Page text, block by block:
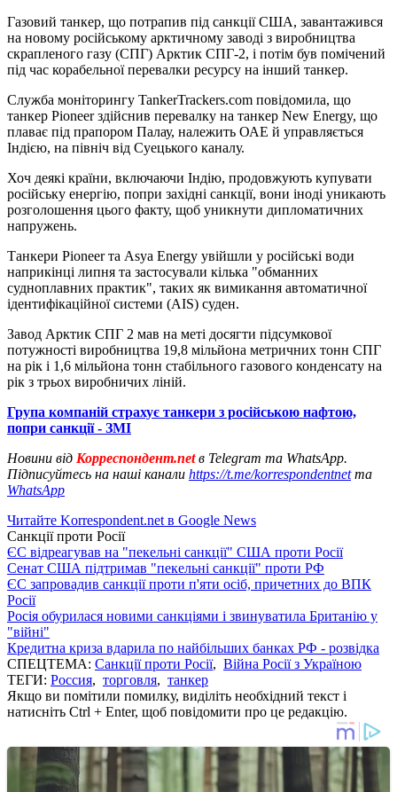
Газовий танкер, що потрапив під санкції США, завантажився
на новому російському арктичному заводі з виробництва
скрапленого газу (СПГ) Арктик СПГ-2, і потім був помічений
під час корабельної перевалки ресурсу на інший танкер.
Служба моніторингу TankerTrackers.com повідомила, що
танкер Pioneer здійснив перевалку на танкер New Energy, що
плаває під прапором Палау, належить ОАЕ й управляється
Індією, на північ від Суецького каналу.
Хоч деякі країни, включаючи Індію, продовжують купувати
російську енергію, попри західні санкції, вони іноді уникають
розголошення цього факту, щоб уникнути дипломатичних
напружень.
Танкери Pioneer та Asya Energy увійшли у російські води
наприкінці липня та застосували кілька "обманних
судноплавних практик", таких як вимикання автоматичної
ідентифікаційної системи (AIS) суден.
Завод Арктик СПГ 2 мав на меті досягти підсумкової
потужності виробництва 19,8 мільйона метричних тонн СПГ
на рік і 1,6 мільйона тонн стабільного газового конденсату на
рік з трьох виробничих ліній.
Група компаній страхує танкери з російською нафтою,
попри санкції - ЗМІ
Новини від Корреспондент.netв Telegram та WhatsApp.
Підписуйтесь на наші канали https://t.me/korrespondentnetта
WhatsApp
Читайте Korrespondent.net в Google News
Санкції проти Росії
ЄС відреагував на "пекельні санкції" США проти Росії
Сенат США підтримав "пекельні санкції" проти РФ
ЄС запровадив санкції проти п'яти осіб, причетних до ВПК
Росії
Росія обурилася новими санкціями і звинуватила Британію у
"війні"
Кредитна криза вдарила по найбільших банках РФ - розвідка
СПЕЦТЕМА: Санкції проти Росії, Війна Росії з Україною
ТЕГИ: Россия, торговля, танкер
Якщо ви помітили помилку, виділіть необхідний текст і
натисніть Ctrl + Enter, щоб повідомити про це редакцію.